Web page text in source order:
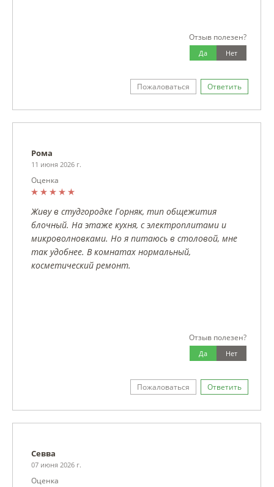
Отзыв полезен?
Нет
Да
Пожаловаться Ответить
Рома
11 июня 2026 г.
Оценка
Живу в студгородке Горняк, тип общежития
блочный. На этаже кухня, с электроплитами и
микроволновками. Но я питаюсь в столовой, мне
так удобнее. В комнатах нормальный,
косметический ремонт.
Отзыв полезен?
Нет
Да
Пожаловаться Ответить
Севва
07 июня 2026 г.
Оценка